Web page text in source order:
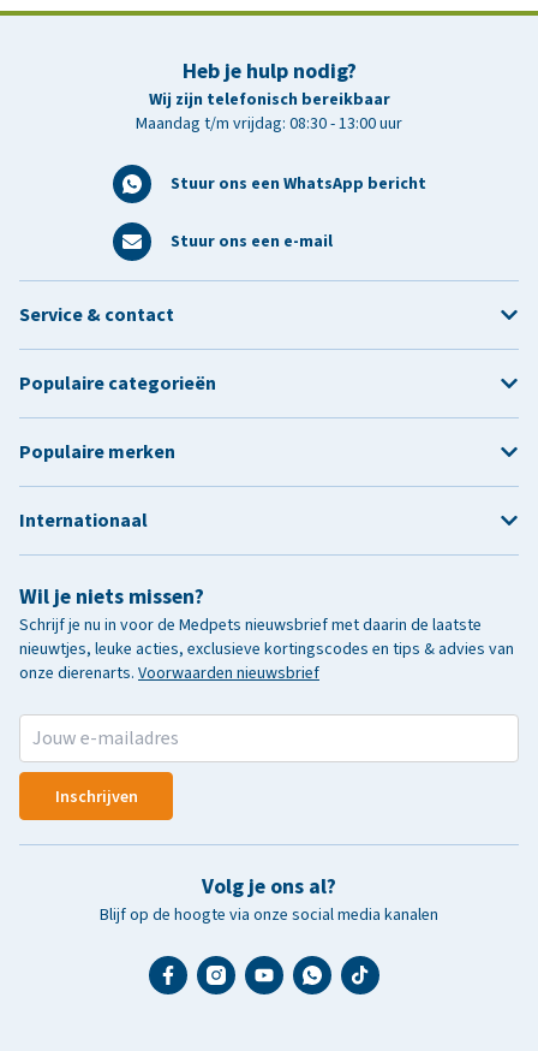
Heb je hulp nodig?
Wij zijn telefonisch bereikbaar
Maandag t/m vrijdag: 08:30 - 13:00 uur
Stuur ons een WhatsApp bericht
Stuur ons een e-mail
Wil je niets missen?
Schrijf je nu in voor de Medpets nieuwsbrief met daarin de laatste
nieuwtjes, leuke acties, exclusieve kortingscodes en tips & advies van
onze dierenarts. Voorwaarden nieuwsbrief
Inschrijven
Volg je ons al?
Blijf op de hoogte via onze social media kanalen
Service & contact
Populaire categorieën
Populaire merken
Internationaal